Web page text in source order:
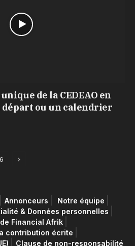
de la CEDEAO en
départ ou un calendrier
Next
Annonceurs
Notre équipe
& Données personnelles
Financial Afrik
contribution écrite
Clause de non-responsabilité